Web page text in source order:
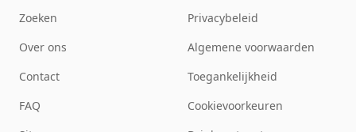
Zoeken
Over ons
Contact
FAQ
Privacybeleid
Algemene voorwaarden
Toegankelijkheid
Cookievoorkeuren